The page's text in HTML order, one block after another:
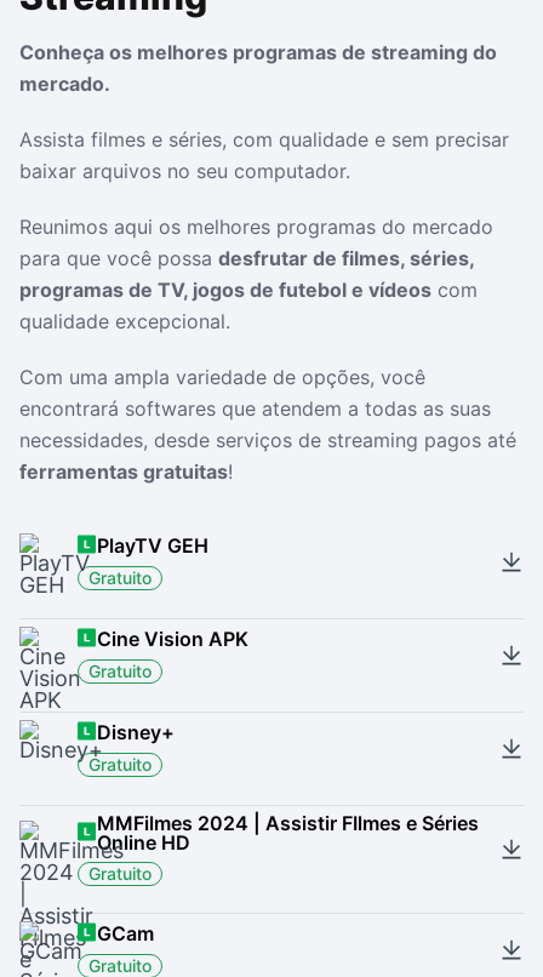
Conheça os melhores programas de streaming do
mercado.
Assista filmes e séries, com qualidade e sem precisar
baixar arquivos no seu computador.
Reunimos aqui os melhores programas do mercado
para que você possa desfrutar de filmes, séries,
programas de TV, jogos de futebol e vídeos com
qualidade excepcional.
Com uma ampla variedade de opções, você
encontrará softwares que atendem a todas as suas
necessidades, desde serviços de streaming pagos até
ferramentas gratuitas!
PlayTV GEH
Gratuito
Cine Vision APK
Gratuito
Disney+
Gratuito
MMFilmes 2024 | Assistir FIlmes e Séries
Online HD
Gratuito
GCam
Gratuito